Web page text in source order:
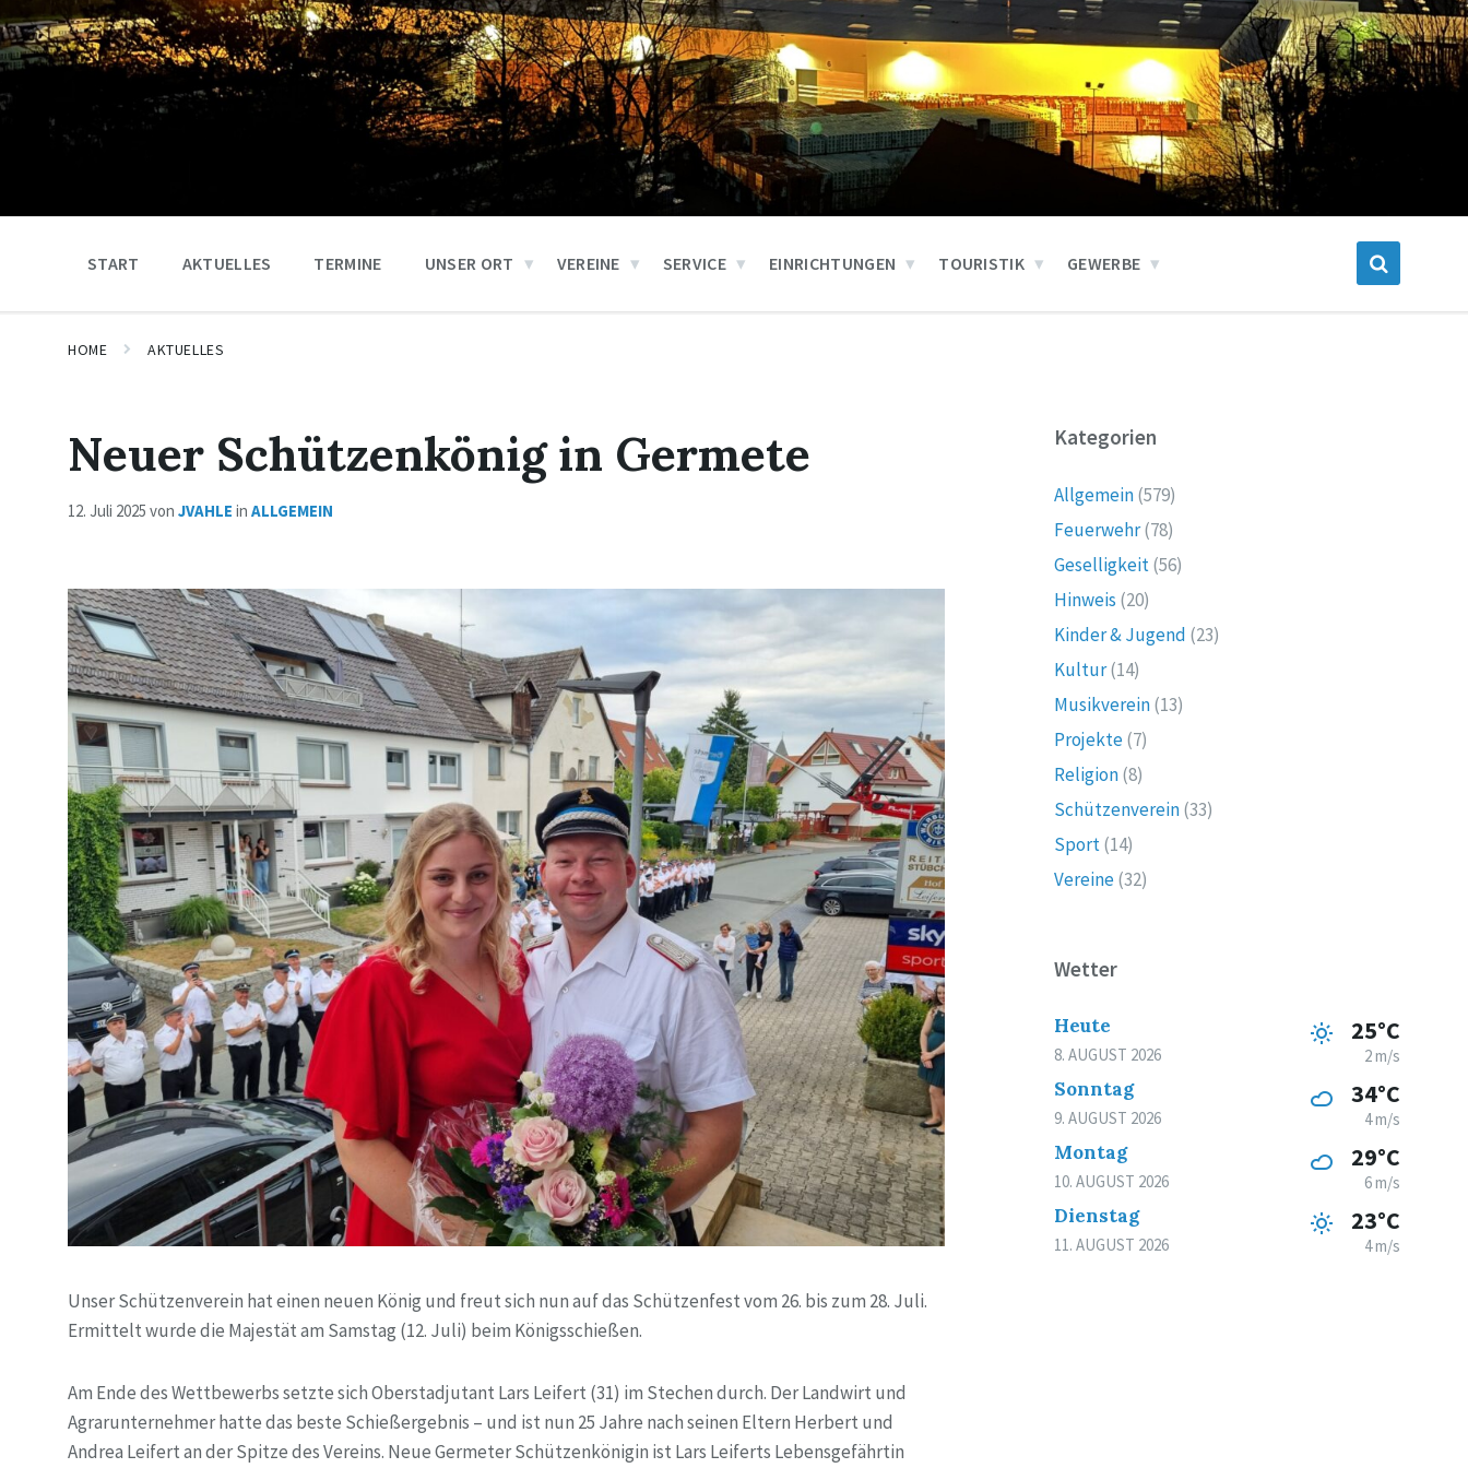
START AKTUELLES TERMINE UNSER ORT VEREINE SERVICE EINRICHTUNGEN TOURISTIK GEWERBE
HOME AKTUELLES
Neuer Schützenkönig in Germete
12. Juli 2025 von JVAHLE in ALLGEMEIN
Unser Schützenverein hat einen neuen König und freut sich nun auf das Schützenfest vom 26. bis zum 28. Juli.
Ermittelt wurde die Majestät am Samstag (12. Juli) beim Königsschießen.
Am Ende des Wettbewerbs setzte sich Oberstadjutant Lars Leifert (31) im Stechen durch. Der Landwirt und
Agrarunternehmer hatte das beste Schießergebnis – und ist nun 25 Jahre nach seinen Eltern Herbert und
Andrea Leifert an der Spitze des Vereins. Neue Germeter Schützenkönigin ist Lars Leiferts Lebensgefährtin
Kategorien
Allgemein(579)
Feuerwehr(78)
Geselligkeit(56)
Hinweis (20)
Kinder & Jugend (23)
Kultur(14)
Musikverein(13)
Projekte(7)
Religion(8)
Schützenverein(33)
Sport(14)
Vereine(32)
Wetter
Heute
8. AUGUST 2026
25°C
2 m/s
Sonntag
9. AUGUST 2026
34°C
4 m/s
Montag
10. AUGUST 2026
29°C
6 m/s
Dienstag
11. AUGUST 2026
23°C
4 m/s